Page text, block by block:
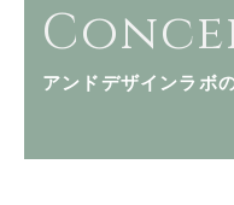
アンドデザインラボ